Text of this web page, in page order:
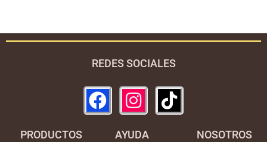
REDES SOCIALES
PRODUCTOS AYUDA NOSOTROS